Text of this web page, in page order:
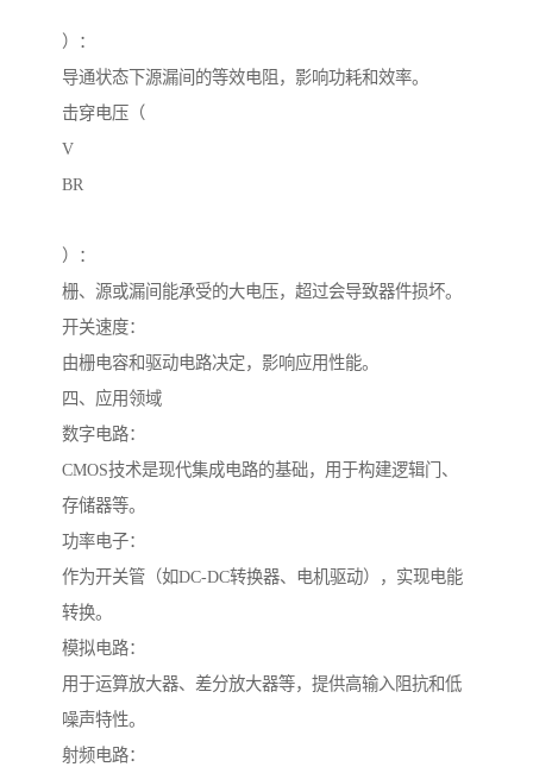
）：
导通状态下源漏间的等效电阻，影响功耗和效率。
击穿电压（
V
BR
）：
栅、源或漏间能承受的大电压，超过会导致器件损坏。
开关速度：
由栅电容和驱动电路决定，影响应用性能。
四、应用领域
数字电路：
CMOS技术是现代集成电路的基础，用于构建逻辑门、
存储器等。
功率电子：
作为开关管（如DC-DC转换器、电机驱动），实现电能
转换。
模拟电路：
用于运算放大器、差分放大器等，提供高输入阻抗和低
噪声特性。
射频电路：